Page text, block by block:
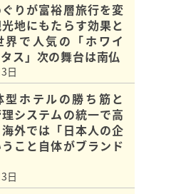
りが富裕層旅行を変
地にもたらす効果と
界で人気の「ホワイ
ス」次の舞台は南仏
日
型ホテルの勝ち筋と
システムの統一で高
外では「日本人の企
こと自体がブランド
日